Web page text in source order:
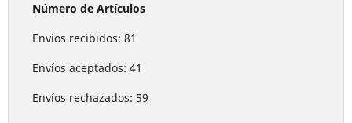
Número de Artículos
Envíos recibidos: 81
Envíos aceptados: 41
Envíos rechazados: 59